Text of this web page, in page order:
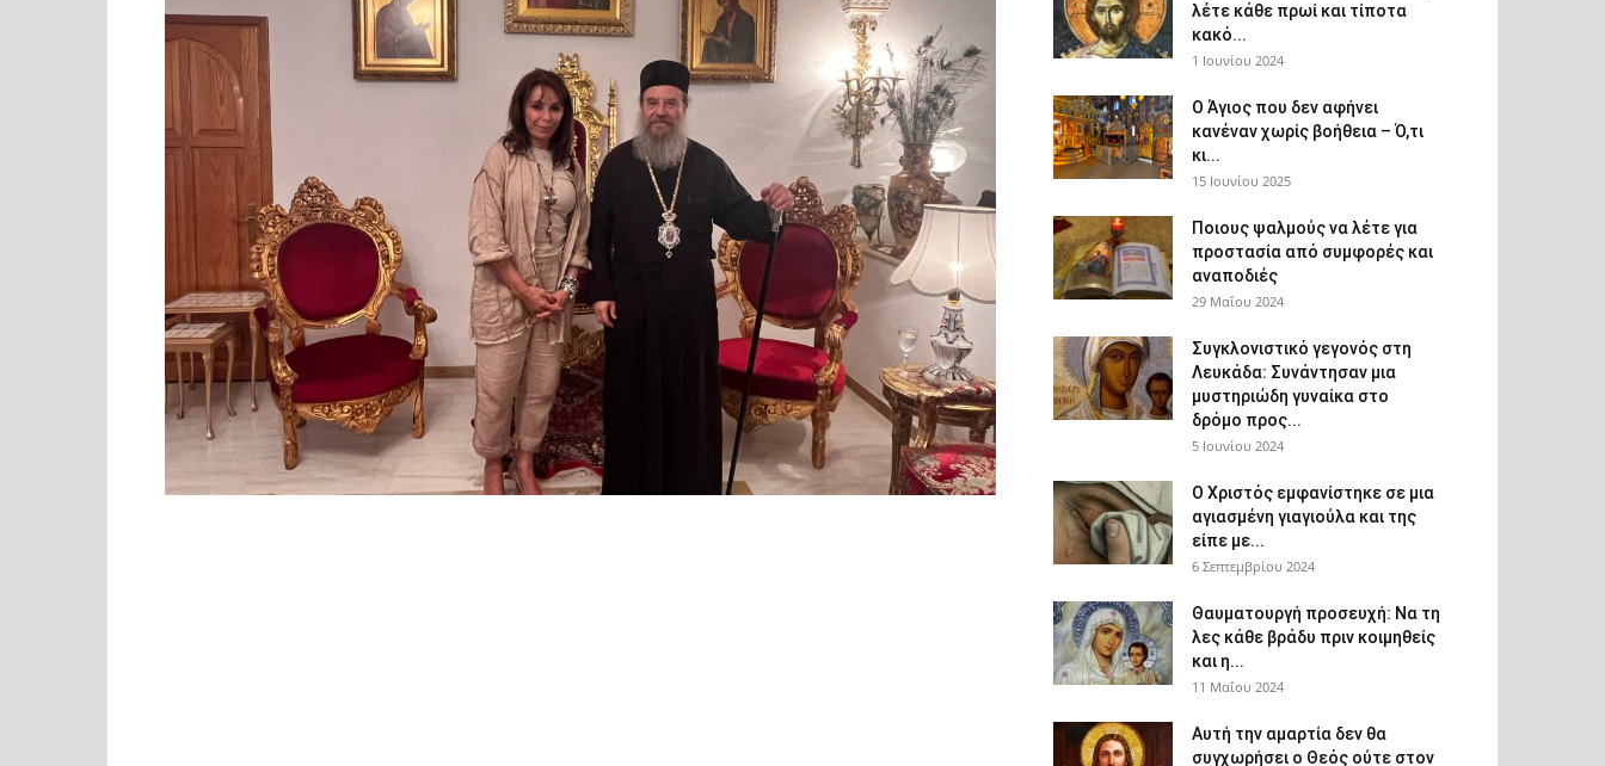
λέτε κάθε πρωί και τίποτα
κακό...
1 Ιουνίου 2024
Ο Άγιος που δεν αφήνει
κανέναν χωρίς βοήθεια – Ό,τι
κι...
15 Ιουνίου 2025
Ποιους ψαλμούς να λέτε για
προστασία από συμφορές και
αναποδιές
29 Μαΐου 2024
Συγκλονιστικό γεγονός στη
Λευκάδα: Συνάντησαν μια
μυστηριώδη γυναίκα στο
δρόμο προς...
5 Ιουνίου 2024
Ο Χριστός εμφανίστηκε σε μια
αγιασμένη γιαγιούλα και της
είπε με...
6 Σεπτεμβρίου 2024
Θαυματουργή προσευχή: Να τη
λες κάθε βράδυ πριν κοιμηθείς
και η...
11 Μαΐου 2024
Αυτή την αμαρτία δεν θα
συγχωρήσει ο Θεός ούτε στον